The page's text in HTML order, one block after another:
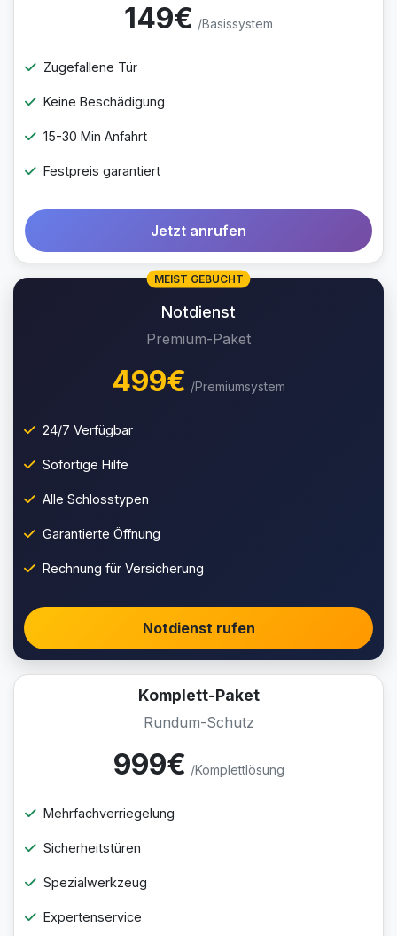
149€ /Basissystem
Zugefallene Tür
Keine Beschädigung
15-30 Min Anfahrt
Festpreis garantiert
Jetzt anrufen
MEIST GEBUCHT
Notdienst
Premium-Paket
499€ /Premiumsystem
24/7 Verfügbar
Sofortige Hilfe
Alle Schlosstypen
Garantierte Öffnung
Rechnung für Versicherung
Notdienst rufen
Komplett-Paket
Rundum-Schutz
999€ /Komplettlösung
Mehrfachverriegelung
Sicherheitstüren
Spezialwerkzeug
Expertenservice